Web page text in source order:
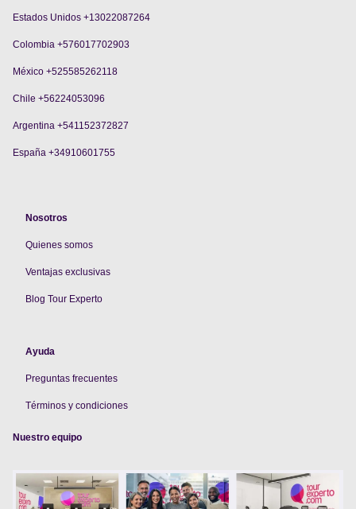
Estados Unidos +13022087264
Colombia +576017702903
México +525585262118
Chile +56224053096
Argentina +541152372827
España +34910601755
Nosotros
Quienes somos
Ventajas exclusivas
Blog Tour Experto
Ayuda
Preguntas frecuentes
Términos y condiciones
Nuestro equipo